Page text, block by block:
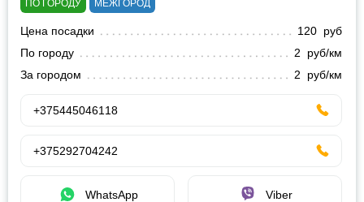
ПО ГОРОДУ МЕЖГОРОД
Цена посадки
120 руб
По городу
2 руб/км
За городом
2 руб/км
+375445046118
+375292704242
WhatsApp Viber